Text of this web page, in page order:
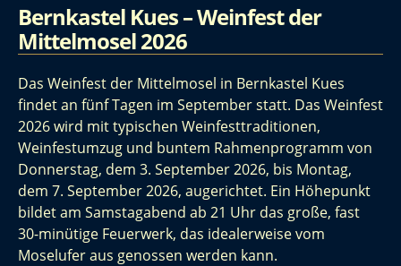
Bernkastel Kues – Weinfest der
Mittelmosel 2026
Das Weinfest der Mittelmosel in Bernkastel Kues
findet an fünf Tagen im September statt. Das Weinfest
2026 wird mit typischen Weinfesttraditionen,
Weinfestumzug und buntem Rahmenprogramm von
Donnerstag, dem 3. September 2026, bis Montag,
dem 7. September 2026, augerichtet. Ein Höhepunkt
bildet am Samstagabend ab 21 Uhr das große, fast
30-minütige Feuerwerk, das idealerweise vom
Moselufer aus genossen werden kann.